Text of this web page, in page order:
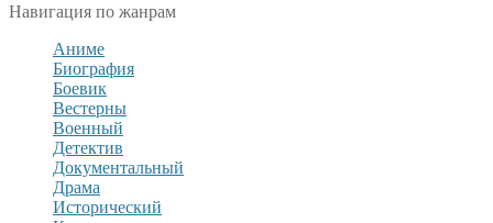
Навигация по жанрам
Аниме
Биография
Боевик
Вестерны
Военный
Детектив
Документальный
Драма
Исторический